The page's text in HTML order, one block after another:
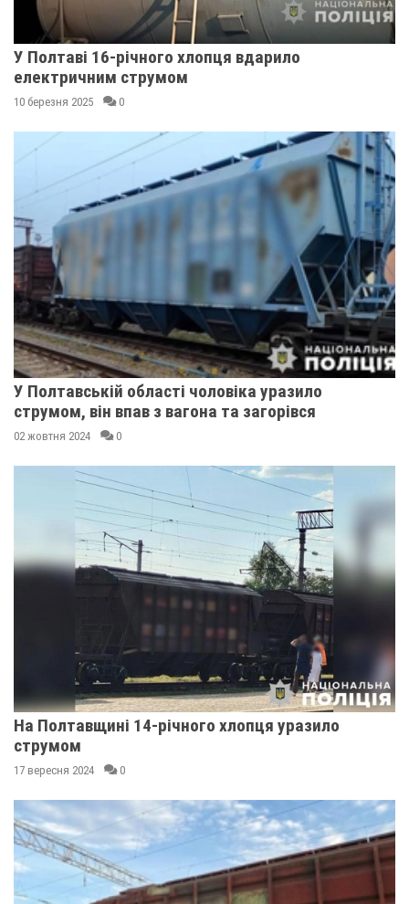
У Полтаві 16-річного хлопця вдарило
електричним струмом
10 березня 2025 0
У Полтавській області чоловіка уразило
струмом, він впав з вагона та загорівся
02 жовтня 2024 0
На Полтавщині 14-річного хлопця уразило
струмом
17 вересня 2024 0